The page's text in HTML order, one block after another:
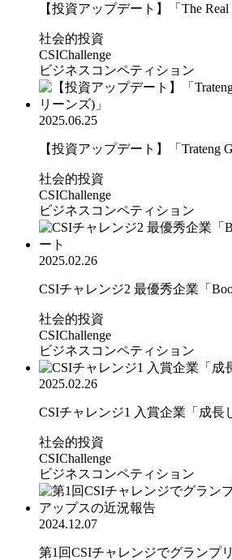
【投資アップデート】「The Real
社会的投資
CSIChallenge
ビジネスコンペティション
2025.06.25
【投資アップデート】「Trateng
社会的投資
CSIChallenge
ビジネスコンペティション
2025.02.26
CSIチャレンジ2 最優秀企業「
社会的投資
CSIChallenge
ビジネスコンペティション
2025.02.26
CSIチャレンジ1 入賞企業「成長
社会的投資
CSIChallenge
ビジネスコンペティション
2024.12.07
第1回CSIチャレンジでグランプ